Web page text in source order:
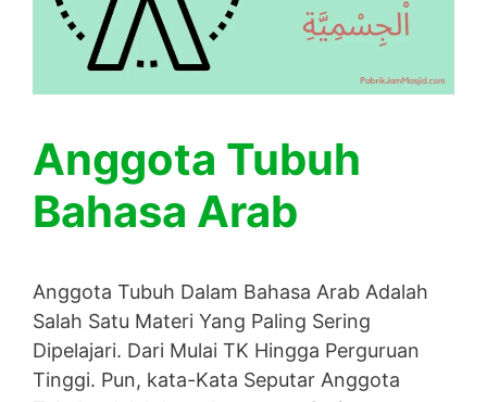
Anggota Tubuh
Bahasa Arab
Anggota Tubuh Dalam Bahasa Arab Adalah
Salah Satu Materi Yang Paling Sering
Dipelajari. Dari Mulai TK Hingga Perguruan
Tinggi. Pun, kata-Kata Seputar Anggota